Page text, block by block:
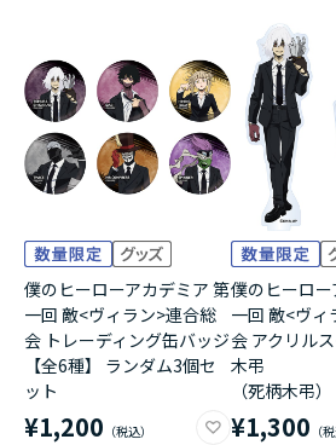
僕のヒーローアカデミア 第
一回 敵<ヴィラン>連合総
会 トレーディング缶バッジ
【全6種】 ランダム3個セ
ット
¥1,200
僕のヒーロ
一回 敵<ヴィ
会 アクリル
木弔
（死柄木弔）
¥1,300